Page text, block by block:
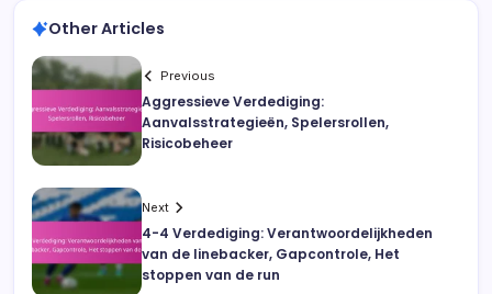
Other Articles
Previous
Aggressieve Verdediging:
Aanvalsstrategieën, Spelersrollen,
Risicobeheer
Next
4-4 Verdediging: Verantwoordelijkheden
van de linebacker, Gapcontrole, Het
stoppen van de run